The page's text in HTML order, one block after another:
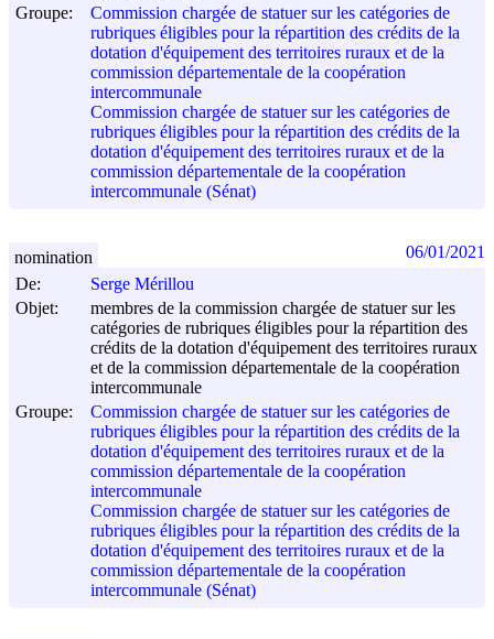
Groupe:
Commission chargée de statuer sur les catégories de
rubriques éligibles pour la répartition des crédits de la
dotation d'équipement des territoires ruraux et de la
commission départementale de la coopération
intercommunale
Commission chargée de statuer sur les catégories de
rubriques éligibles pour la répartition des crédits de la
dotation d'équipement des territoires ruraux et de la
commission départementale de la coopération
intercommunale (Sénat)
De:
Serge Mérillou
Objet:
membres de la commission chargée de statuer sur les
catégories de rubriques éligibles pour la répartition des
crédits de la dotation d'équipement des territoires ruraux
et de la commission départementale de la coopération
intercommunale
Groupe:
Commission chargée de statuer sur les catégories de
rubriques éligibles pour la répartition des crédits de la
dotation d'équipement des territoires ruraux et de la
commission départementale de la coopération
intercommunale
Commission chargée de statuer sur les catégories de
rubriques éligibles pour la répartition des crédits de la
dotation d'équipement des territoires ruraux et de la
commission départementale de la coopération
intercommunale (Sénat)
nomination 06/01/2021